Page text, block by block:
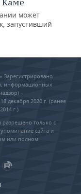
может
запустивший
Зарегистрировано
информационных
–
декабря 2020 г. (ранее
г.)
разрешено только с
сайта и
или полном